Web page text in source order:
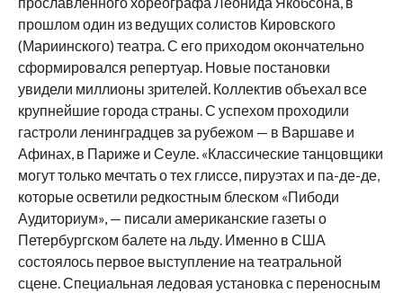
прошлом один из ведущих солистов Кировского
(Мариинского) театра. С его приходом окончательно
сформировался репертуар. Новые постановки
увидели миллионы зрителей. Коллектив объехал все
крупнейшие города страны. С успехом проходили
гастроли ленинградцев за рубежом — в Варшаве и
Афинах, в Париже и Сеуле. «Классические танцовщики
могут только мечтать о тех глиссе, пируэтах и па-де-де,
которые осветили редкостным блеском «Пибоди
Аудиториум», — писали американские газеты о
Петербургском балете на льду. Именно в США
состоялось первое выступление на театральной
сцене. Специальная ледовая установка с переносным